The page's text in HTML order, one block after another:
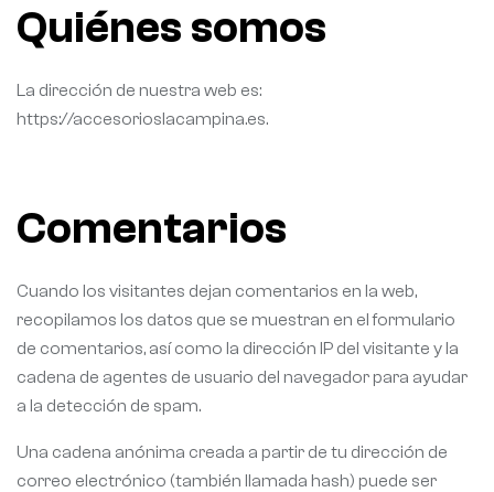
Quiénes somos
La dirección de nuestra web es:
https://accesorioslacampina.es.
Comentarios
Cuando los visitantes dejan comentarios en la web,
recopilamos los datos que se muestran en el formulario
de comentarios, así como la dirección IP del visitante y la
cadena de agentes de usuario del navegador para ayudar
a la detección de spam.
Una cadena anónima creada a partir de tu dirección de
correo electrónico (también llamada hash) puede ser